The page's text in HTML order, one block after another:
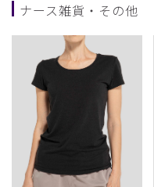
ナース雑貨・その他